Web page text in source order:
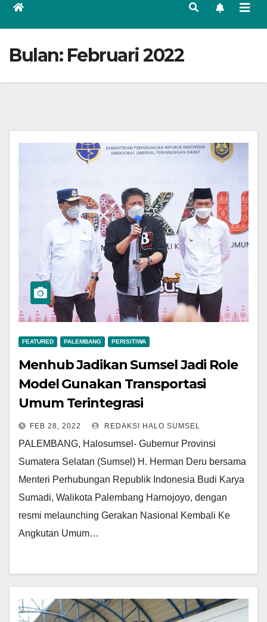
Bulan: Februari 2022
FEATURED PALEMBANG PERISITIWA
Menhub Jadikan Sumsel Jadi Role
Model Gunakan Transportasi
Umum Terintegrasi
FEB 28, 2022 REDAKSI HALO SUMSEL
PALEMBANG, Halosumsel- Gubernur Provinsi
Sumatera Selatan (Sumsel) H. Herman Deru bersama
Menteri Perhubungan Republik Indonesia Budi Karya
Sumadi, Walikota Palembang Harnojoyo, dengan
resmi melaunching Gerakan Nasional Kembali Ke
Angkutan Umum…